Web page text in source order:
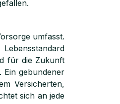
umfasst.
für die Zukunft
Ein gebundener
Versicherten,
sich an jede